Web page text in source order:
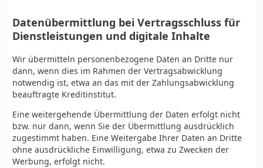
Datenübermittlung bei Vertragsschluss für
Dienstleistungen und digitale Inhalte
Wir übermitteln personenbezogene Daten an Dritte nur
dann, wenn dies im Rahmen der Vertragsabwicklung
notwendig ist, etwa an das mit der Zahlungsabwicklung
beauftragte Kreditinstitut.
Eine weitergehende Übermittlung der Daten erfolgt nicht
bzw. nur dann, wenn Sie der Übermittlung ausdrücklich
zugestimmt haben. Eine Weitergabe Ihrer Daten an Dritte
ohne ausdrückliche Einwilligung, etwa zu Zwecken der
Werbung, erfolgt nicht.